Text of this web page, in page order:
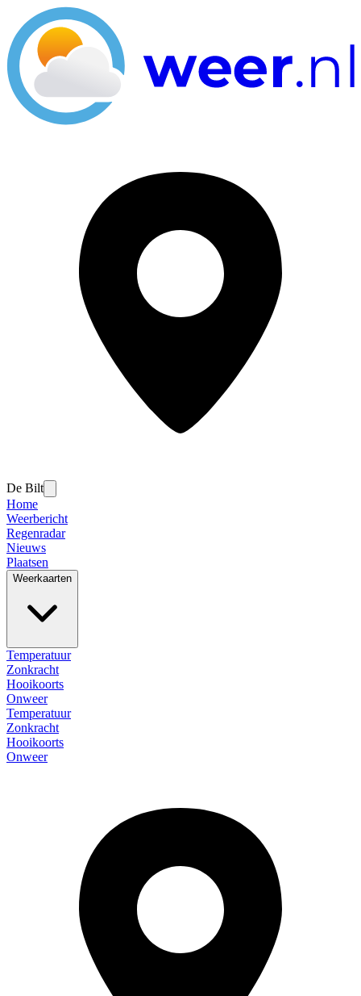
De Bilt
Home
Weerbericht
Regenradar
Nieuws
Plaatsen
Weerkaarten
Temperatuur
Zonkracht
Hooikoorts
Onweer
Temperatuur
Zonkracht
Hooikoorts
Onweer